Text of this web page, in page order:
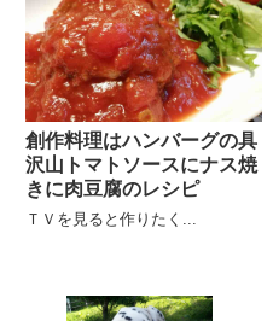
創作料理はハンバーグの具
沢山トマトソースにナス焼
きに肉豆腐のレシピ
ＴＶを見ると作りたく...